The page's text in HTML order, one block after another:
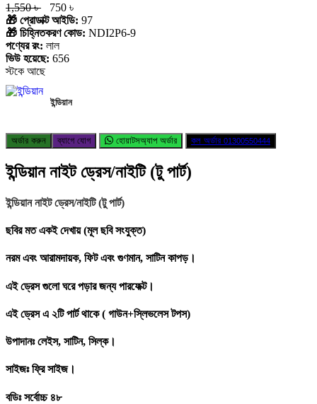
1,550 ৳
750 ৳
🎁 প্রোডাক্ট আইডি: 97
🎁 চিহ্নিতকরণ কোড: NDI2P6-9
পণ্যের রং: লাল
ভিউ হয়েছে: 656
স্টকে আছে
ইন্ডিয়ান
অর্ডার করুন ব্যাগে যোগ হোয়াটসঅ্যাপ অর্ডার কল অর্ডার 01300550444
ইন্ডিয়ান নাইট ড্রেস/নাইটি (টু পার্ট)
ইন্ডিয়ান নাইট ড্রেস/নাইটি (টু পার্ট)
ছবির মত একই দেখায় (মূল ছবি সংযুক্ত)
নরম এবং আরামদায়ক, ফিট এবং গুণমান, সাটিন কাপড়।
এই ড্রেস গুলো ঘরে পড়ার জন্য পারফেক্ট।
এই ড্রেস এ ২টি পার্ট থাকে ( গাউন+স্লিভলেস টপস)
উপাদানঃ লেইস, সাটিন, সিল্ক।
সাইজঃ ফ্রি সাইজ।
বডিঃ সর্বোচ্চ ৪৮